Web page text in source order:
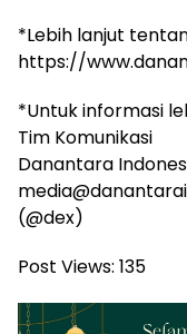
*Lebih lanjut
https://
*Untuk informasi
Tim Komunikasi
Danantara
(@dex)
Post Views: 135